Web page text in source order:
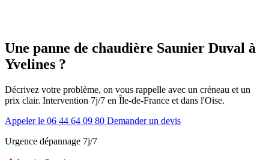
Une panne de chaudière Saunier Duval à
Yvelines ?
Décrivez votre problème, on vous rappelle avec un créneau et un
prix clair. Intervention 7j/7 en Île-de-France et dans l'Oise.
Appeler le 06 44 64 09 80 Demander un devis
Urgence dépannage 7j/7